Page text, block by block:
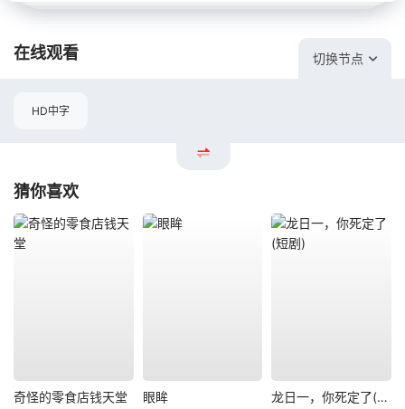
在线观看 切换节点
HD中字
猜你喜欢
奇怪的零食店钱天堂 眼眸 龙日一，你死定了(短剧)